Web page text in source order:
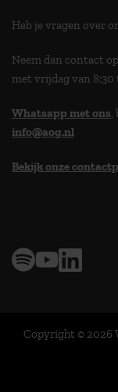
Heb je vragen over
Neem dan contact
met vrijdag van 8:30
Whatsapp met ons,
info@aog.nl
Bekijk onze
Copyright © 2026